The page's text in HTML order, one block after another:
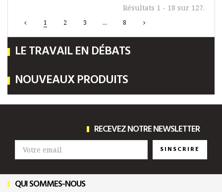
Résultats 1 - 18 sur 127.
1 2 3 ... 8
LE TRAVAIL EN DÉBATS
NOUVEAUX PRODUITS
RECEVEZ NOTRE NEWSLETTER
SINSCRIRE
QUI SOMMES-NOUS